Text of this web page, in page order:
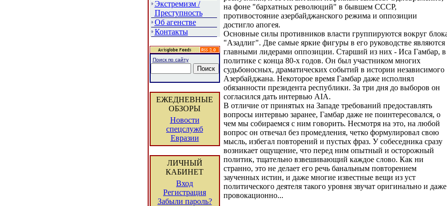
Экстремизм /
Преступность
Об агенстве
Контакты
Поиск по сайту
ЕЖЕДНЕВНЫЕ
ОБЗОРЫ
Новости
спецслужб
Евразии
ЛИЧНЫЙ
КАБИНЕТ
Вход
Регистрация
Забыли пароль?
на фоне "бархатных революций" в бывшем СССР,
противостояние азербайджанского режима и оппозиции
достигло апогея.
Основные силы противников власти группируются вокруг
"Азадлиг". Две самые яркие фигуры в его руководстве являются
главными лидерами оппозиции. Старший из них - Иса Гамбар, в
политике с конца 80-х годов. Он был участником многих
судьбоносных, драматических событий в истории независимого
Азербайджана. Некоторое время Гамбар даже исполнял
обязанности президента республики. За три дня до выборов он
согласился дать интервью AIA.
В отличие от принятых на Западе требований предоставлять
вопросы интервью заранее, Гамбар даже не поинтересовался, о
чем мы собираемся с ним говорить. Несмотря на это, на любой
вопрос он отвечал без промедления, четко формулировал свою
мысль, избегал повторений и пустых фраз. У собеседника сразу
возникает ощущение, что перед ним опытный и осторожный
политик, тщательно взвешивающий каждое слово. Как ни
странно, это не делает его речь банальным повторением
заученных истин, и даже многие известные вещи из уст
политического деятеля такого уровня звучат оригинально и даже
провокационно...